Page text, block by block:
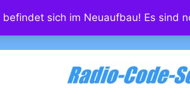
befindet sich im Neuaufbau! Es sind